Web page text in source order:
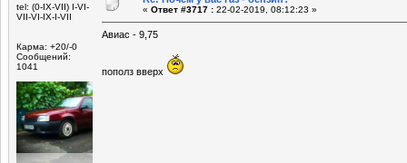
tel: (0-IX-VII) I-VI-
VII-VI-IX-I-VII
Карма: +20/-0
Сообщений:
1041
« Ответ #3717 : 22-02-2019, 08:12:23 »
Авиас - 9,75
пополз вверх